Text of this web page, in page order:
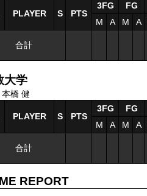
PLAYER S PTS
3FG FG
M
A M A
合計
大学
本橋 健
PLAYER S PTS
3FG FG
M
A M A
合計
REPORT